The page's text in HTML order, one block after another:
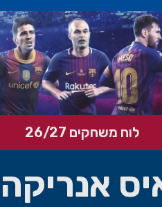
לוח משחקים 26/27
אנריקה